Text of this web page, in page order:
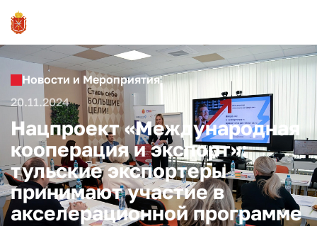
Новости и Мероприятия
20.11.2024
Нацпроект «Международная
кооперация и экспорт»:
тульские экспортеры
принимают участие в
акселерационной программе